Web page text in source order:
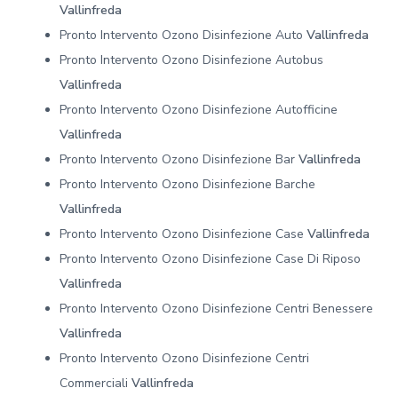
Vallinfreda
Pronto Intervento Ozono Disinfezione Auto Vallinfreda
Pronto Intervento Ozono Disinfezione Autobus
Vallinfreda
Pronto Intervento Ozono Disinfezione Autofficine
Vallinfreda
Pronto Intervento Ozono Disinfezione Bar Vallinfreda
Pronto Intervento Ozono Disinfezione Barche
Vallinfreda
Pronto Intervento Ozono Disinfezione Case Vallinfreda
Pronto Intervento Ozono Disinfezione Case Di Riposo
Vallinfreda
Pronto Intervento Ozono Disinfezione Centri Benessere
Vallinfreda
Pronto Intervento Ozono Disinfezione Centri
Commerciali Vallinfreda